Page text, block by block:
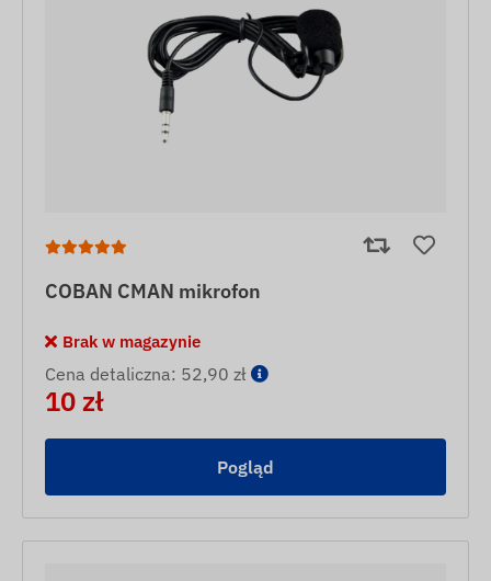
COBAN CMAN mikrofon
Brak w magazynie
Cena detaliczna: 52,90 zł
10 zł
Pogląd